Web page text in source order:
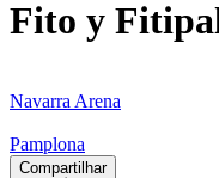
Fito y
Navarra Arena
Pamplona
Compartilhar